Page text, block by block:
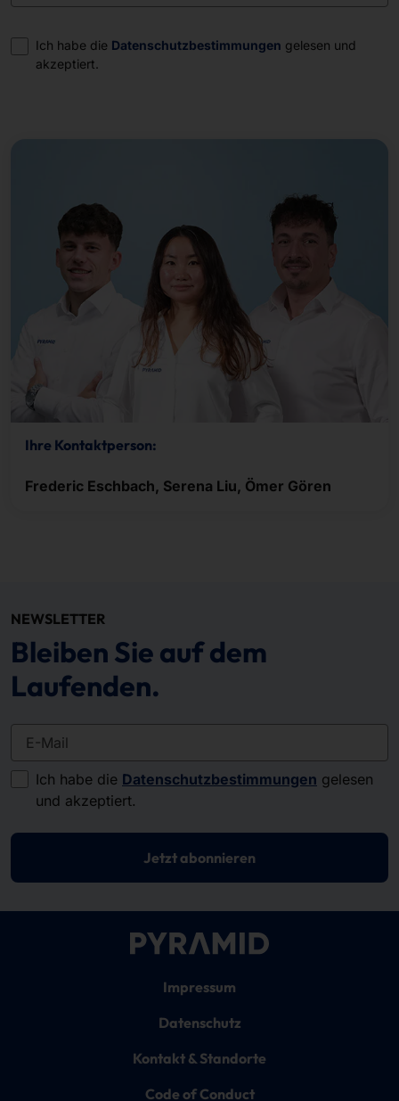
Einwilligung
Ich habe die Datenschutzbestimmungen gelesen und
akzeptiert.
Ihre Kontaktperson:
Frederic Eschbach, Serena Liu, Ömer Gören
NEWSLETTER
Bleiben Sie auf dem
Laufenden.
E-Mail
Ich habe die Datenschutzbestimmungen gelesen
und akzeptiert.
Jetzt abonnieren
Impressum
Datenschutz
Kontakt & Standorte
Code of Conduct